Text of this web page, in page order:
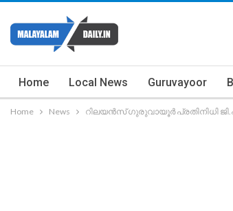
Home Local News Guruvayoor
Home News റിലയൻസ് ഗുരുവായൂർ പ്രതിനിധി